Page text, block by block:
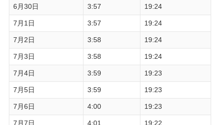
6月30日 3:57 19:24
7月1日 3:57 19:24
7月2日 3:58 19:24
7月3日 3:58 19:24
7月4日 3:59 19:23
7月5日 3:59 19:23
7月6日 4:00 19:23
7月7日 4:01 19:22